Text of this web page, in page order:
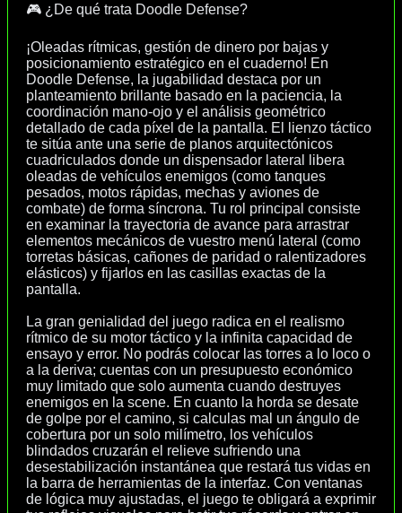
🎮 ¿De qué trata Doodle Defense?
¡Oleadas rítmicas, gestión de dinero por bajas y
posicionamiento estratégico en el cuaderno! En
Doodle Defense, la jugabilidad destaca por un
planteamiento brillante basado en la paciencia, la
coordinación mano-ojo y el análisis geométrico
detallado de cada píxel de la pantalla. El lienzo táctico
te sitúa ante una serie de planos arquitectónicos
cuadriculados donde un dispensador lateral libera
oleadas de vehículos enemigos (como tanques
pesados, motos rápidas, mechas y aviones de
combate) de forma síncrona. Tu rol principal consiste
en examinar la trayectoria de avance para arrastrar
elementos mecánicos de vuestro menú lateral (como
torretas básicas, cañones de paridad o ralentizadores
elásticos) y fijarlos en las casillas exactas de la
pantalla.
La gran genialidad del juego radica en el realismo
rítmico de su motor táctico y la infinita capacidad de
ensayo y error. No podrás colocar las torres a lo loco o
a la deriva; cuentas con un presupuesto económico
muy limitado que solo aumenta cuando destruyes
enemigos en la scene. En cuanto la horda se desate
de golpe por el camino, si calculas mal un ángulo de
cobertura por un solo milímetro, los vehículos
blindados cruzarán el relieve sufriendo una
desestabilización instantánea que restará tus vidas en
la barra de herramientas de la interfaz. Con ventanas
de lógica muy ajustadas, el juego te obligará a exprimir